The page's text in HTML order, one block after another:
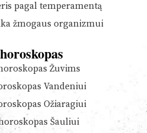
pagal temperamentą
žmogaus organizmui
Žuvims
Vandeniui
Ožiaragiui
Šauliui